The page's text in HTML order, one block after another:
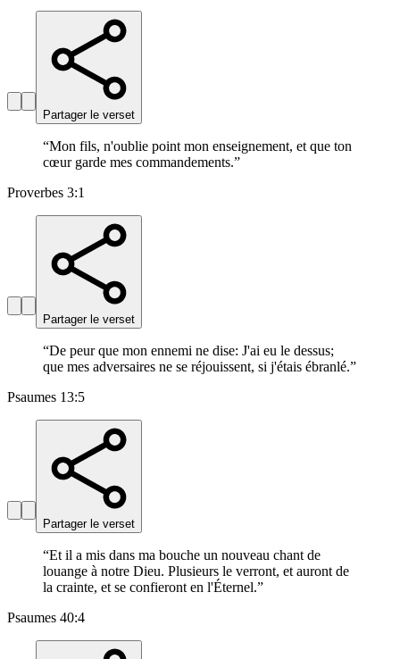
Partager le verset
“Mon fils, n'oublie point mon enseignement, et que ton
cœur garde mes commandements.”
Proverbes 3:1
Partager le verset
“De peur que mon ennemi ne dise: J'ai eu le dessus;
que mes adversaires ne se réjouissent, si j'étais ébranlé.”
Psaumes 13:5
Partager le verset
“Et il a mis dans ma bouche un nouveau chant de
louange à notre Dieu. Plusieurs le verront, et auront de
la crainte, et se confieront en l'Éternel.”
Psaumes 40:4